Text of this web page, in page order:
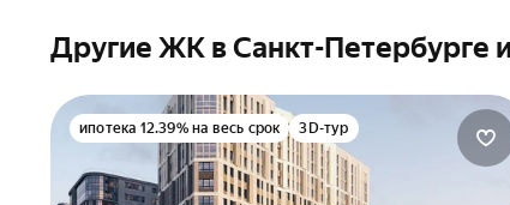
Другие ЖК в Санкт-Петербурге
ипотека 12.39% на весь срок 3D-тур